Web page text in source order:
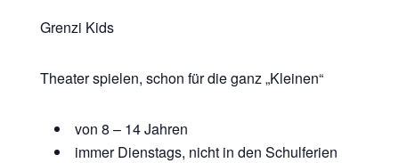
Grenzi Kids
Theater spielen, schon für die ganz „Kleinen“
von 8 – 14 Jahren
immer Dienstags, nicht in den Schulferien